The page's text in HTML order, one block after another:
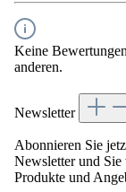
Keine
anderen.
Newsletter
Abonnieren Sie
Newsletter und Sie
Produkte und